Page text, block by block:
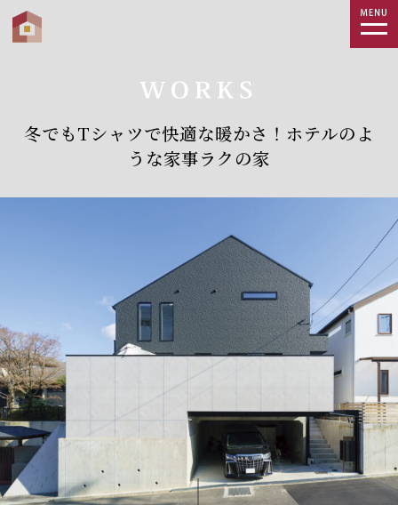
冬でもTシャツで快適な暖かさ！ホテルのよ
うな家事ラクの家